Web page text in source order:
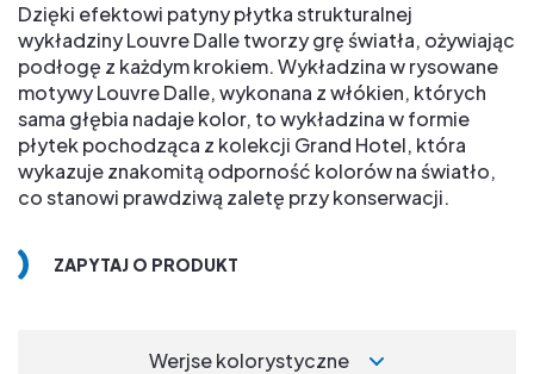
Dzięki efektowi patyny płytka strukturalnej
wykładziny Louvre Dalle tworzy grę światła, ożywiając
podłogę z każdym krokiem. Wykładzina w rysowane
motywy Louvre Dalle, wykonana z włókien, których
sama głębia nadaje kolor, to wykładzina w formie
płytek pochodząca z kolekcji Grand Hotel, która
wykazuje znakomitą odporność kolorów na światło,
co stanowi prawdziwą zaletę przy konserwacji.
ZAPYTAJ O PRODUKT
Werjse kolorystyczne